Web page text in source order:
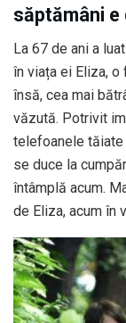
săptămâni e
La 67 de ani a
în viața ei Eliza,
însă, cea mai
văzută. Potrivit
telefoanele tăiate
se duce la
întâmplă acum.
de Eliza, acum în